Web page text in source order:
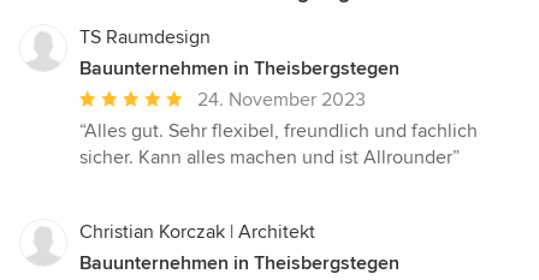
TS Raumdesign
Bauunternehmen in Theisbergstegen
Durchschnittliche
Bewertung:
5
Sternen
24. November 2023
“Alles gut. Sehr flexibel, freundlich und fachlich
sicher. Kann alles machen und ist Allrounder”
Christian Korczak | Architekt
Bauunternehmen in Theisbergstegen